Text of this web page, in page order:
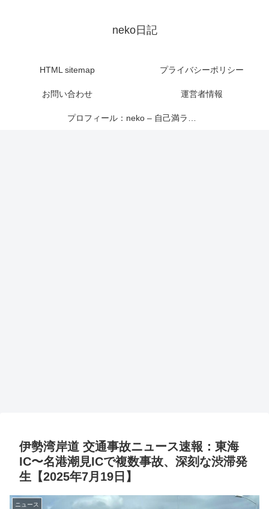
neko日記
HTML sitemap プライバシーポリシー
お問い合わせ 運営者情報
プロフィール：neko – 自己満ライター
伊勢湾岸道 交通事故ニュース速報：東海
IC〜名港潮見ICで複数事故、深刻な渋滞発
生【2025年7月19日】
ニュース